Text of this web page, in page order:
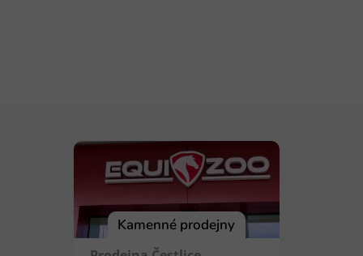
Kamenné prodejny